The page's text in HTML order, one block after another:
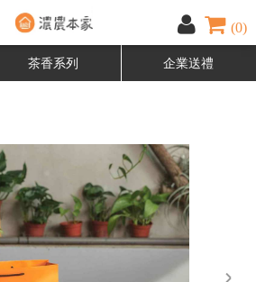
(0)
茶香系列 企業送禮
next